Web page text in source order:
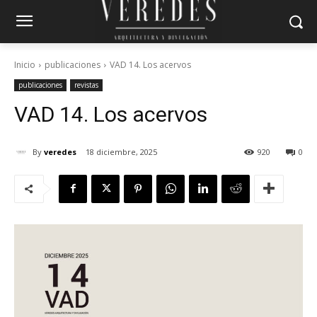
Inicio publicaciones VAD 14. Los acervos
publicaciones revistas
VAD 14. Los acervos
By veredes 18 diciembre, 2025 0
920